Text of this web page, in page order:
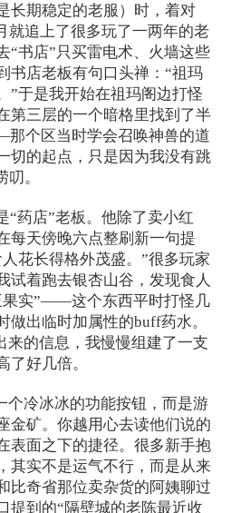
长期稳定的老服）时，着对
就追上了很多玩了一两年的老
“书店”只买雷电术、火墙这些
书店老板有句口头禅：“祖玛
”于是我开始在祖玛阁边打怪
第三层的一个暗格里找到了半
个区当时学会召唤神兽的道
切的起点，只是因为我没有跳
。
“药店”老板。他除了卖小红
每天傍晚六点整刷新一句提
花长得格外茂盛。”很多玩家
试着跑去银杏山谷，发现食人
果实”——这个东西平时打怪几
做出临时加属性的buff药水。
来的信息，我慢慢组建了一支
了好几倍。
个冷冰冰的功能按钮，而是游
金矿。你越用心去读他们说的
表面之下的捷径。很多新手抱
其实不是运气不行，而是从来
比奇省那位卖杂货的阿姨聊过
提到的“隔壁城的老陈最近收